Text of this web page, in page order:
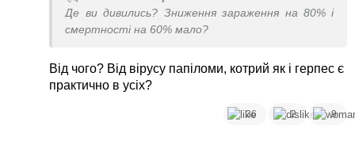
Де ви дивились? Зниження зараження на 80% і
смертності на 60% мало?
Від чого? Від вірусу папіломи, котрий як і герпес є
практично в усіх?
36 2 9